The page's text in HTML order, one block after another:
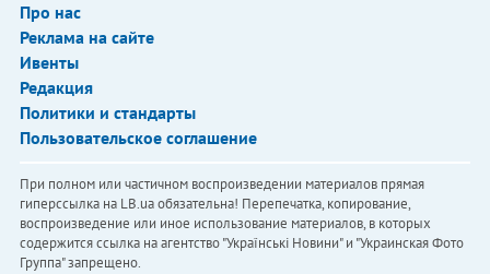
Про нас
Реклама на сайте
Ивенты
Редакция
Политики и стандарты
Пользовательское соглашение
При полном или частичном воспроизведении материалов прямая
гиперссылка на LB.ua обязательна! Перепечатка, копирование,
воспроизведение или иное использование материалов, в которых
содержится ссылка на агентство "Українськi Новини" и "Украинская Фото
Группа" запрещено.